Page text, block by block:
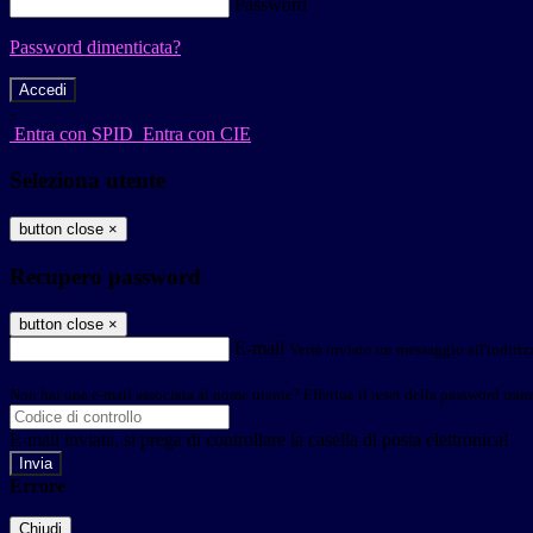
Password
Password dimenticata?
-
Entra con SPID Entra con CIE
Seleziona utente
button close ×
Recupero password
button close ×
E-mail Verrà inviato un messaggio
Non hai una e-mail associata al nome utente? Effettua il reset della password
E-mail inviata, si prega di controllare la casella di posta elettronica!
Errore
Chiudi